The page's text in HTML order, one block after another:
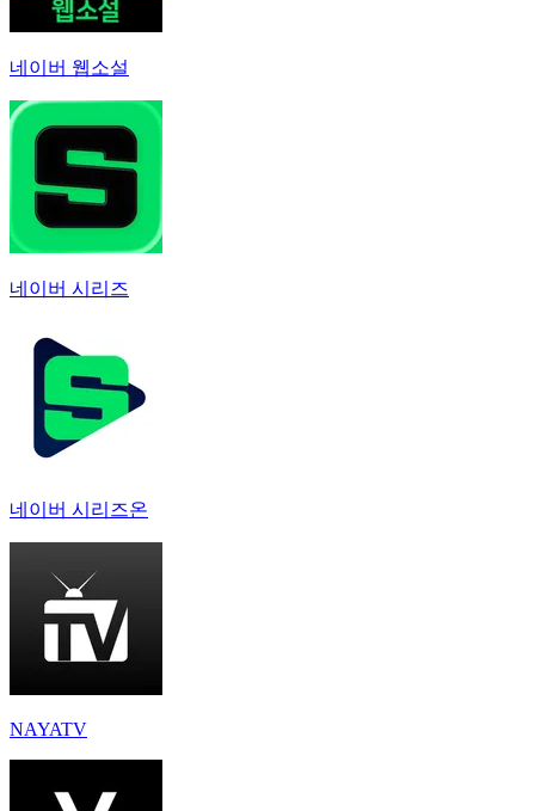
네이버 웹소설
네이버 시리즈
네이버 시리즈온
NAYATV